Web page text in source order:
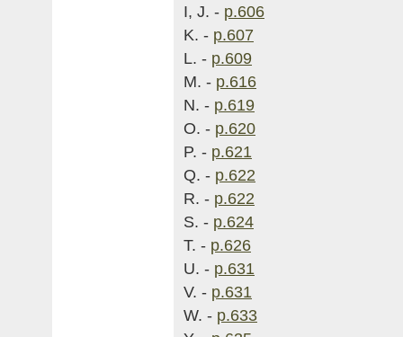
I, J. - p.606
K. - p.607
L. - p.609
M. - p.616
N. - p.619
O. - p.620
P. - p.621
Q. - p.622
R. - p.622
S. - p.624
T. - p.626
U. - p.631
V. - p.631
W. - p.633